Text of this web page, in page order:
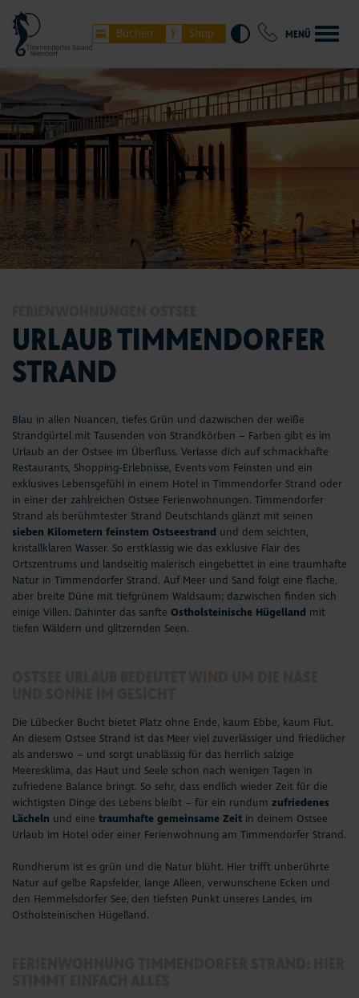
Buchen Shop MENÜ
URLAUB TIMMENDORFER
STRAND
Blau in allen Nuancen, tiefes Grün und dazwischen der weiße
Strandgürtel mit Tausenden von Strandkörben – Farben gibt es im
Urlaub an der Ostsee im Überfluss. Verlasse dich auf schmackhafte
Restaurants, Shopping-Erlebnisse, Eventsvom Feinsten und ein
exklusives Lebensgefühl in einem Hotel in Timmendorfer Strand oder
in einer der zahlreichen Ostsee Ferienwohnungen. Timmendorfer
Strand als berühmtester Strand Deutschlands glänzt mit seinen
sieben Kilometern feinstem Ostseestrand und dem seichten,
kristallklaren Wasser. So erstklassig wie das exklusive Flair des
Ortszentrums und landseitig malerisch eingebettet in eine traumhafte
Natur in Timmendorfer Strand. Auf Meer und Sand folgt eine flache,
aber breite Düne mit tiefgrünem Waldsaum; dazwischen finden sich
einige Villen. Dahinter das sanfte Ostholsteinische Hügelland mit
tiefen Wäldern und glitzernden Seen.
Die Lübecker Bucht bietet Platz ohne Ende, kaum Ebbe, kaum Flut.
An diesem Ostsee Strand ist das Meer viel zuverlässiger und friedlicher
als anderswo – und sorgt unablässig für das herrlich salzige
Meeresklima, das Haut und Seele schon nach wenigen Tagen in
zufriedene Balance bringt. So sehr, dass endlich wieder Zeit für die
wichtigsten Dinge des Lebens bleibt – für ein rundum zufriedenes
Lächeln und eine traumhafte gemeinsame Zeit in deinem Ostsee
Urlaub im Hotel oder einer Ferienwohnung am Timmendorfer Strand.
Rundherum ist es grün und die Natur blüht. Hier trifft unberührte
Natur auf gelbe Rapsfelder, lange Alleen, verwunschene Ecken und
den Hemmelsdorfer See, den tiefsten Punkt unseres Landes, im
Ostholsteinischen Hügelland.